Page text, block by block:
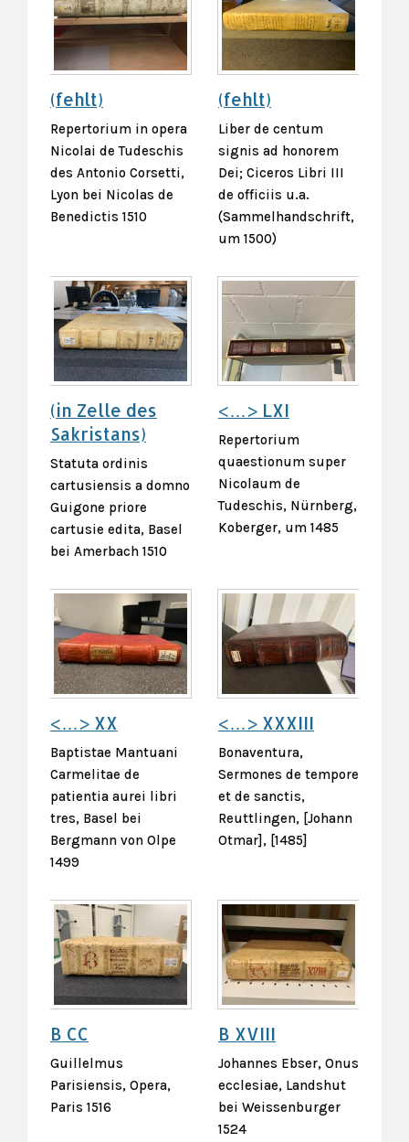
(fehlt)
Repertorium in opera
Nicolai de Tudeschis
des Antonio Corsetti,
Lyon bei Nicolas de
Benedictis 1510
(fehlt)
Liber de centum
signis ad honorem
Dei; Ciceros Libri III
de officiis u.a.
(Sammelhandschrift,
um 1500)
(in Zelle des
Sakristans)
Statuta ordinis
cartusiensis a domno
Guigone priore
cartusie edita, Basel
bei Amerbach 1510
<…> LXI
Repertorium
quaestionum super
Nicolaum de
Tudeschis, Nürnberg,
Koberger, um 1485
<…> XX
Baptistae Mantuani
Carmelitae de
patientia aurei libri
tres, Basel bei
Bergmann von Olpe
1499
<…> XXXIII
Bonaventura,
Sermones de tempore
et de sanctis,
Reuttlingen, [Johann
Otmar], [1485]
B CC
Guillelmus
Parisiensis, Opera,
Paris 1516
B XVIII
Johannes Ebser, Onus
ecclesiae, Landshut
bei Weissenburger
1524